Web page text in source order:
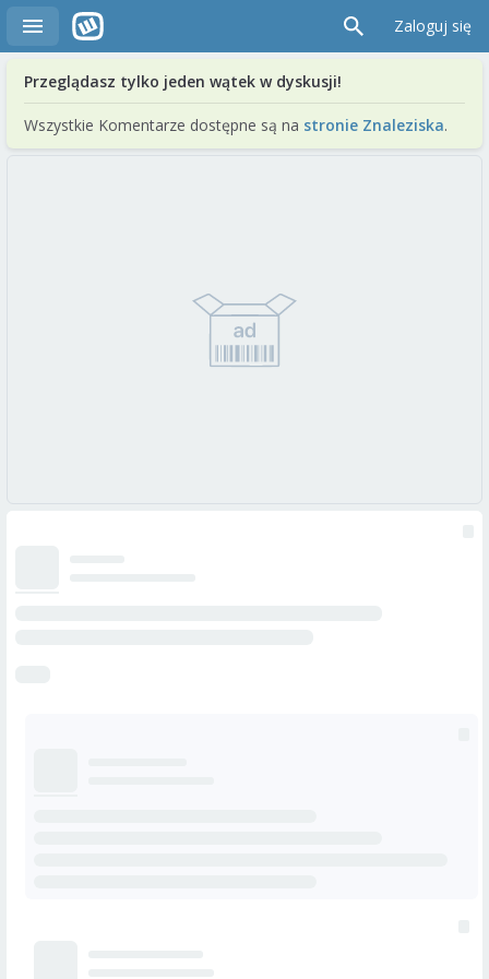
Zaloguj się
Przeglądasz tylko jeden wątek w dyskusji!
Wszystkie Komentarze dostępne są na stronie Znaleziska.